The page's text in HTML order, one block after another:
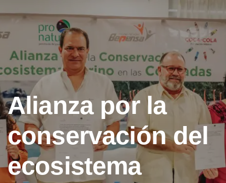
Alianza por la
conservación del
ecosistema